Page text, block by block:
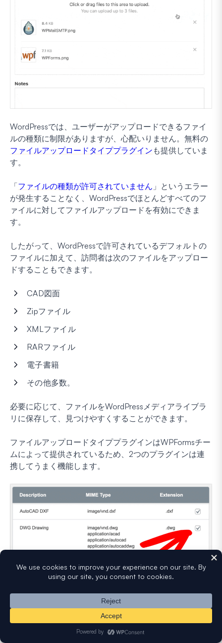
WordPressでは、ユーザーがアップロードできるファイ
ルの種類に制限がありますが、心配いりません。無料の
ファイルアップロードタイププラグイン も提供していま
す。
「ファイルの種類が許可されていません 」というエラー
が発生することなく、WordPressでほとんどすべてのフ
ァイルに対してファイルアップロードを有効にできま
す。
したがって、WordPressで許可されているデフォルトの
ファイルに加えて、訪問者は次のファイルをアップロー
ドすることもできます。
CAD図面
Zipファイル
XMLファイル
RARファイル
電子書籍
その他多数。
必要に応じて、ファイルをWordPressメディアライブラ
リに保存して、見つけやすくすることができます。
ファイルアップロードタイププラグインはWPFormsチー
ムによって提供されているため、2つのプラグインは連
携してうまく機能します。
訪問者がお問い合わせフォームからほぼすべての種類の
ファイルをアップロードできるようにすることがいかに